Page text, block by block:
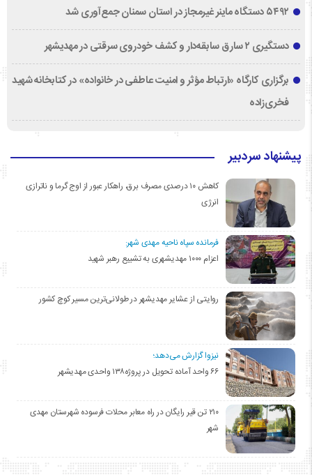
۵۴۹۲ دستگاه ماینر غیرمجاز در استان سمنان جمع‌آوری شد
دستگیری ۲ سارق سابقه‌دار و کشف خودروی سرقتی در مهدیشهر
برگزاری کارگاه «ارتباط مؤثر و امنیت عاطفی در خانواده» در کتابخانه شهید
فخری‌زاده
پیشنهاد سردبیر
کاهش ۱۰ درصدی مصرف برق، راهکار عبور از اوج گرما و ناترازی
انرژی
فرمانده سپاه ناحیه مهدی شهر:
اعزام ۱۰۰۰ مهدیشهری به تشییع رهبر شهید
روایتی از عشایر مهدیشهر در طولانی‌ترین مسیر کوچ کشور
نیزوا گزارش می‌دهد؛
۶۶ واحد آماده تحویل در پروژه۱۳۸ واحدی مهدیشهر
۲۱۰ تن قیر رایگان در راه معابر محلات فرسوده شهرستان مهدی
شهر